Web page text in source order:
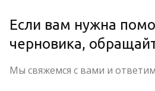
Если вам нужна
черновика,
Мы свяжемся с вами и